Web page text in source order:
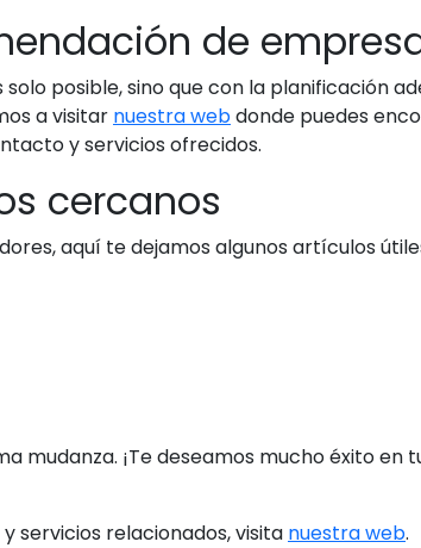
de
posible, sino que con la planificación
a visitar nuestra webdonde puedes
y servicios ofrecidos.
cercanos
aquí te dejamos algunos artículos
mudanza. ¡Te deseamos mucho éxito en
servicios relacionados, visita nuestra web.